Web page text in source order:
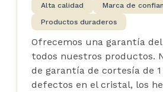
Alta calidad
Marca de
Productos duraderos
Ofrecemos una garantía
todos nuestros productos.
de garantía de cortesía de
defectos en el cristal, los